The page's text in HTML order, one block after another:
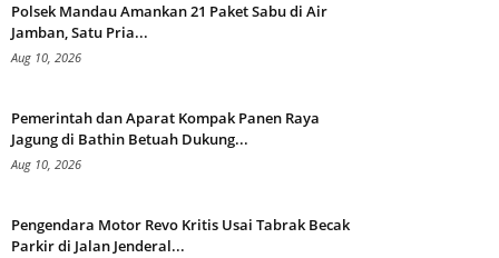
Polsek Mandau Amankan 21 Paket Sabu di Air
Jamban, Satu Pria...
Aug 10, 2026
Pemerintah dan Aparat Kompak Panen Raya
Jagung di Bathin Betuah Dukung...
Aug 10, 2026
Pengendara Motor Revo Kritis Usai Tabrak Becak
Parkir di Jalan Jenderal...